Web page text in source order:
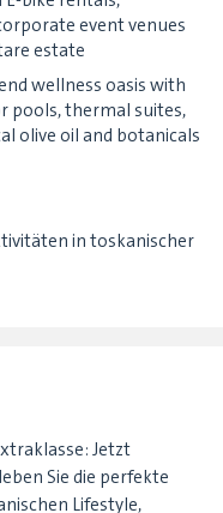
event venues
estate
wellness oasis with
pools, thermal suites,
olive oil and botanicals
in toskanischer
Jetzt
Sie die perfekte
Lifestyle,